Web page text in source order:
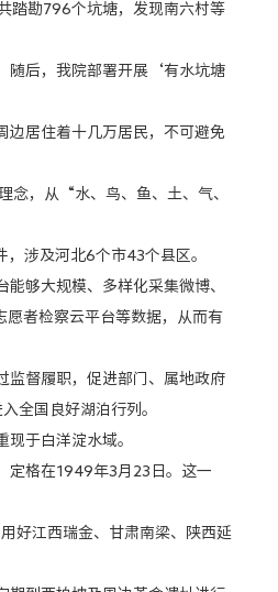
勘796个坑塘，发现南六村等
随后，我院部署开展‘有水坑塘
居住着十几万居民，不可避免
，从“水、鸟、鱼、土、气、
涉及河北6个市43个县区。
够大规模、多样化采集微博、
者检察云平台等数据，从而有
督履职，促进部门、属地政府
全国良好湖泊行列。
于白洋淀水域。
格在1949年3月23日。这一
好江西瑞金、甘肃南梁、陕西延